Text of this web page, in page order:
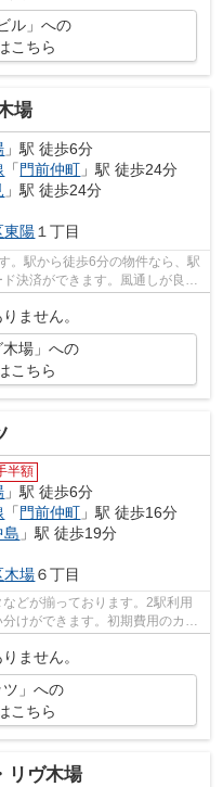
ル」への
こちら
場
」駅 徒歩6分
「 門前仲町 」駅 徒歩24分
」駅 徒歩24分
東陽１丁目
。駅から徒歩6分の物件なら、駅
決済ができます。風通しが良
ません。
木場」への
こちら
半額
」駅 徒歩6分
「門前仲町 」駅 徒歩16分
島 」駅 徒歩19分
木場６丁目
どが揃っております。2駅利用
けができます。初期費用のカー
ません。
ツ」への
こちら
リヴ木場